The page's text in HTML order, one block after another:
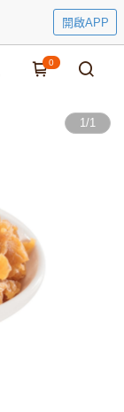
開啟APP
0
1/1